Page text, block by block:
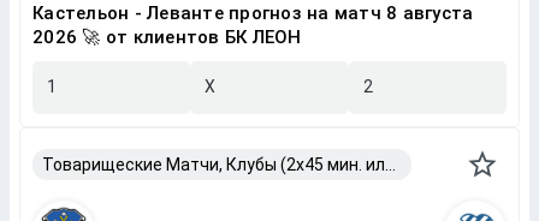
Кастельон - Леванте прогноз на матч 8 августа
2026 🚀 от клиентов БК ЛЕОН
1 X 2